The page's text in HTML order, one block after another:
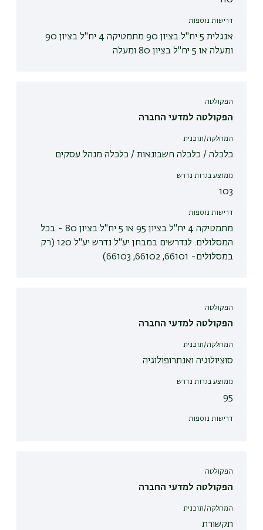
דרישות נוספות
אנגלית 5 יח"ל בציון 90 מתמטיקה 4 יח"ל בציון 90
ומעלה או 5 יח"ל בציון 80 ומעלה
הפקולטה
הפקולטה למדעי החברה
המחלקה/תוכנית
כלכלה / כלכלה חשבונאות / כלכלה מנהל עסקים
ממוצע בגרות נדרש
103
דרישות נוספות
מתמטיקה 4 יח"ל בציון 95 או 5 יח"ל בציון 80 - בכל
המסלולים. לנדרשים במבחן יע"ל נדרש יע"ל 120 (רק
במסלולים- 66101, 66102, 66103)
הפקולטה
הפקולטה למדעי החברה
המחלקה/תוכנית
סוציולוגיה ואנתרופולוגיה
ממוצע בגרות נדרש
95
דרישות נוספות
הפקולטה
הפקולטה למדעי החברה
המחלקה/תוכנית
תקשורת